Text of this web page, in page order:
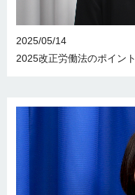
2025/05/14
2025改正労働法のポイント